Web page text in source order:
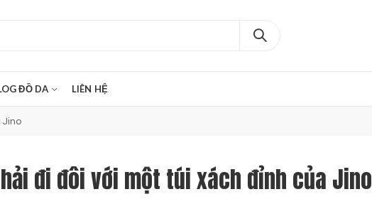
ĐỒ DA LIÊN HỆ
Jino
đi đôi với một túi xách đỉnh của Jino